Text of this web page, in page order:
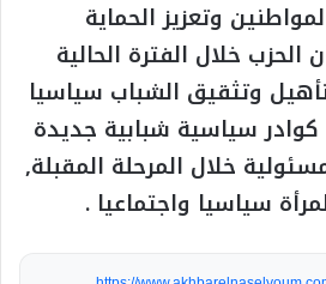
وتعزيز الحماية
الحزب خلال الفترة الحالية
وتثقيق الشباب سياسيا
سياسية شبابية جديدة
خلال المرحلة المقبلة,
سياسيا واجتماعيا .